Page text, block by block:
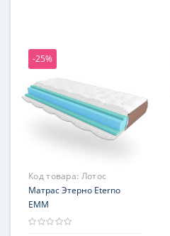
-25%
Код товара: Лотос
Матрас Этерно Eterno
ЕММ